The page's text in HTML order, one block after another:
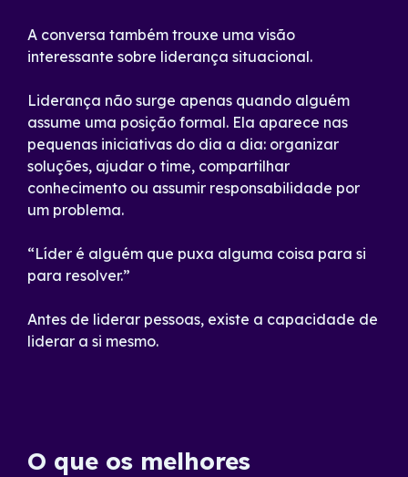
A conversa também trouxe uma visão
interessante sobre liderança situacional.
Liderança não surge apenas quando alguém
assume uma posição formal. Ela aparece nas
pequenas iniciativas do dia a dia: organizar
soluções, ajudar o time, compartilhar
conhecimento ou assumir responsabilidade por
um problema.
“Líder é alguém que puxa alguma coisa para si
para resolver.”
Antes de liderar pessoas, existe a capacidade de
liderar a si mesmo.
O que os melhores